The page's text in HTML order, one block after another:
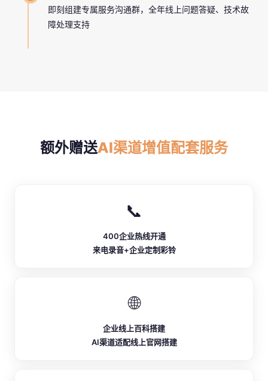
即刻组建专属服务沟通群，全年线上问题答疑、技术故
障处理支持
额外赠送AI渠道增值配套服务
📞
400企业热线开通
来电录音+企业定制彩铃
🌐
企业线上百科搭建
AI渠道适配线上官网搭建